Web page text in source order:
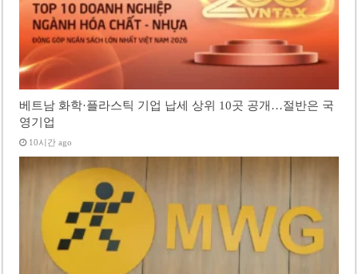
베트남 화학·플라스틱 기업 납세 상위 10곳 공개…절반은 국
영기업
10시간 ago